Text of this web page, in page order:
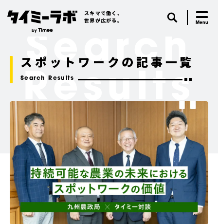
スキマで働く、
世界が広がる。
Search
Results
スポットワークの記事一覧
Search Results